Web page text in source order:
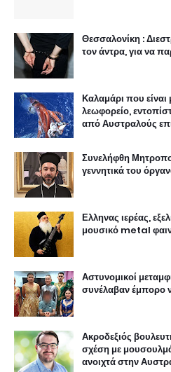
Θεσσαλονίκη :
τον άντρα, για να
Καλαμάρι που
λεωφορείο,
από Αυστραλούς
Συνελήφθη
γεννητικά του
Ελληνας ιερέας,
μουσικό metal
Αστυνομικοί
συνέλαβαν έμπορο
Ακροδεξιός
σχέση με
ανοιχτά στην